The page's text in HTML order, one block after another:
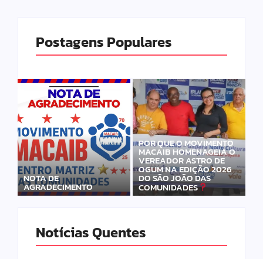
Postagens Populares
NOTA DE
AGRADECIMENTO
POR QUE O MOVIMENTO
MACAIB HOMENAGEIA O
VEREADOR ASTRO DE
OGUM NA EDIÇÃO 2026
DO SÃO JOÃO DAS
COMUNIDADES
Notícias Quentes